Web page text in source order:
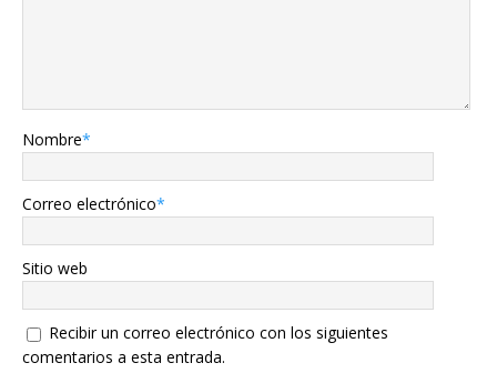
Nombre*
Correo electrónico*
Sitio web
Recibir un correo electrónico con los siguientes
comentarios a esta entrada.